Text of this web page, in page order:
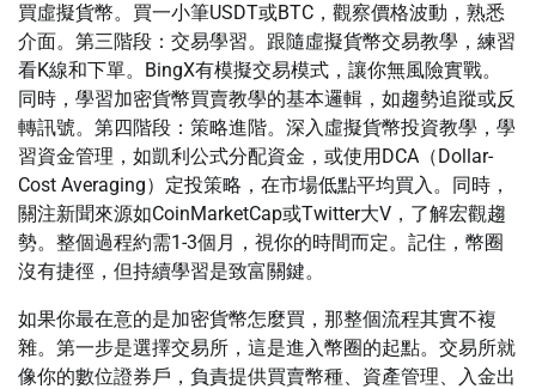
買虛擬貨幣。買一小筆USDT或BTC，觀察價格波動，熟悉
介面。第三階段：交易學習。跟隨虛擬貨幣交易教學，練習
看K線和下單。BingX有模擬交易模式，讓你無風險實戰。
同時，學習加密貨幣買賣教學的基本邏輯，如趨勢追蹤或反
轉訊號。第四階段：策略進階。深入虛擬貨幣投資教學，學
習資金管理，如凱利公式分配資金，或使用DCA（Dollar-
Cost Averaging）定投策略，在市場低點平均買入。同時，
關注新聞來源如CoinMarketCap或Twitter大V，了解宏觀趨
勢。整個過程約需1-3個月，視你的時間而定。記住，幣圈
沒有捷徑，但持續學習是致富關鍵。
如果你最在意的是加密貨幣怎麼買，那整個流程其實不複
雜。第一步是選擇交易所，這是進入幣圈的起點。交易所就
像你的數位證券戶，負責提供買賣幣種、資產管理、入金出